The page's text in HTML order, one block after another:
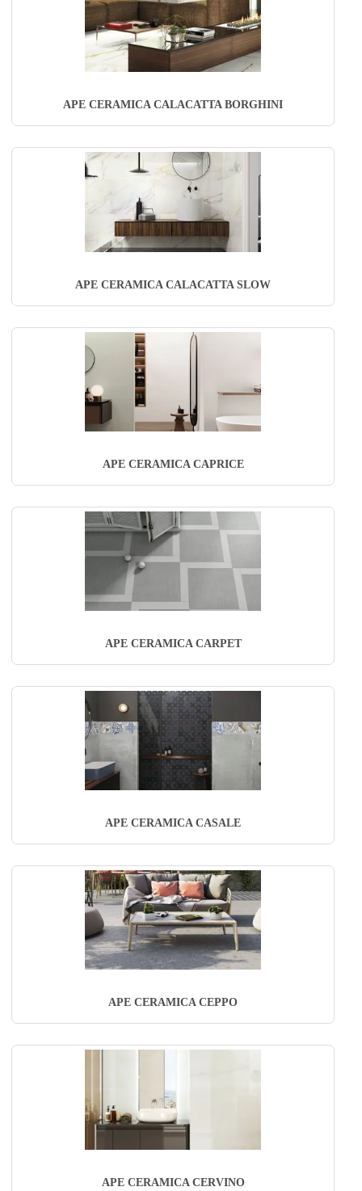
APE CERAMICA CALACATTA BORGHINI
APE CERAMICA CALACATTA SLOW
APE CERAMICA CAPRICE
APE CERAMICA CARPET
APE CERAMICA CASALE
APE CERAMICA CEPPO
APE CERAMICA CERVINO